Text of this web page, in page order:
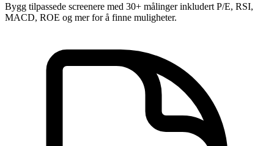
Bygg tilpassede screenere med 30+ målinger inkludert P/E, RSI,
MACD, ROE og mer for å finne muligheter.